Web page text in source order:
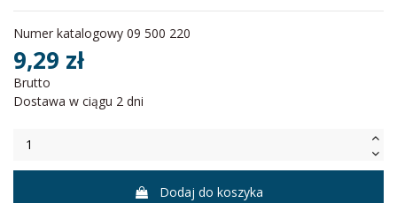
Numer katalogowy 09 500 220
9,29 zł
Brutto
Dostawa w ciągu 2 dni
Dodaj do koszyka